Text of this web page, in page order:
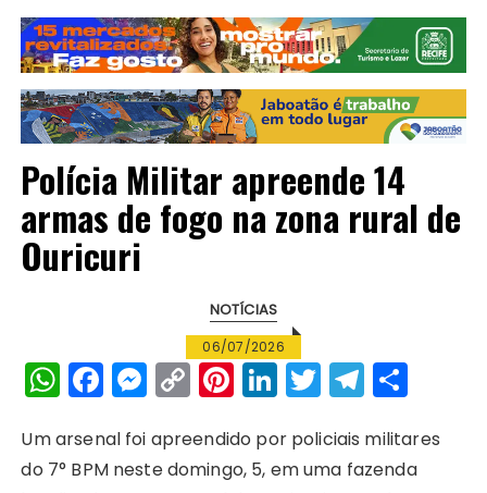
Polícia Militar apreende 14
armas de fogo na zona rural de
Ouricuri
NOTÍCIAS
06/07/2026
W
h
a
F
a
c
M
e
s
C
o
p
Pi
n
te
Li
n
k
T
w
it
T
el
e a
Um arsenal foi apreendido por policiais militares
do 7° BPM neste domingo, 5, em uma fazenda